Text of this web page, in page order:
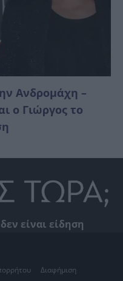
Ανδρομάχη –
ο Γιώργος το
είναι είδηση
Διαφήμιση